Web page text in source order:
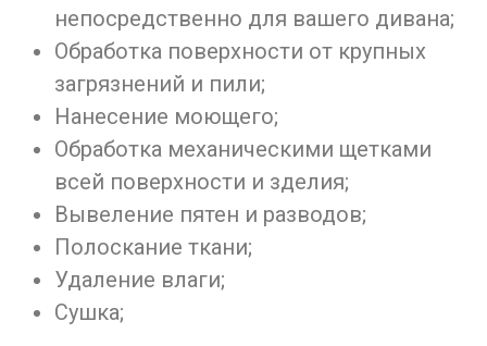
непосредственно для вашего дивана;
Обработка поверхности от крупных
загрязнений и пили;
Нанесение моющего;
Обработка механическими щетками
всей поверхности и зделия;
Вывеление пятен и разводов;
Полоскание ткани;
Удаление влаги;
Сушка;